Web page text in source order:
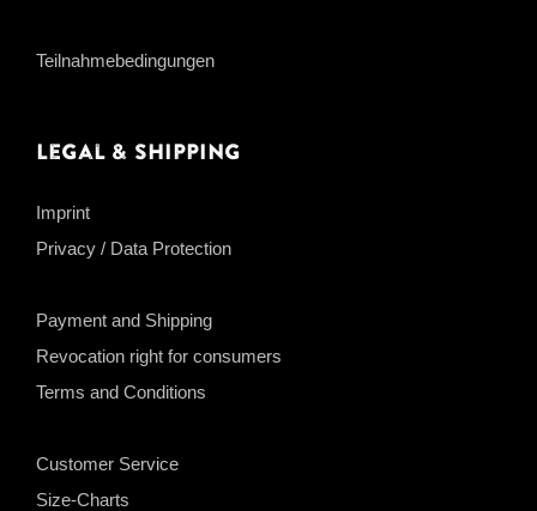
Teilnahmebedingungen
Legal & Shipping
Imprint
Privacy / Data Protection
Payment and Shipping
Revocation right for consumers
Terms and Conditions
Customer Service
Size-Charts